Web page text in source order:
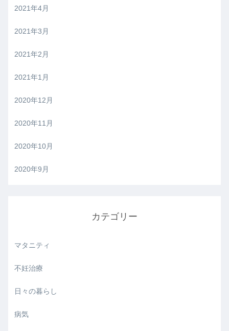
2021年4月
2021年3月
2021年2月
2021年1月
2020年12月
2020年11月
2020年10月
2020年9月
カテゴリー
マタニティ
不妊治療
日々の暮らし
病気